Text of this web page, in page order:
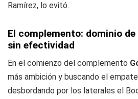
Ramírez, lo evitó.
El complemento: dominio de
sin efectividad
En el comienzo del complemento
más ambición y buscando el
desbordando por los laterales el